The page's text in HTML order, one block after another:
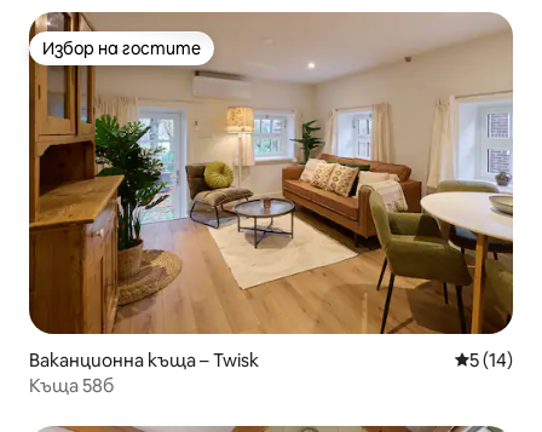
Избор на гостите
Избор на гостите
Ваканционна къща – Twisk Средна
5 (14)
Къща 58б